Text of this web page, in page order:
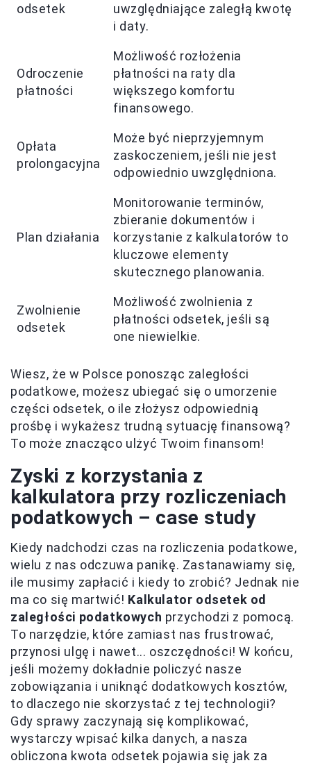
odsetek
uwzględniające zaległą kwotę
i daty.
Odroczenie
płatności
Możliwość rozłożenia
płatności na raty dla
większego komfortu
finansowego.
Opłata
prolongacyjna
Może być nieprzyjemnym
zaskoczeniem, jeśli nie jest
odpowiednio uwzględniona.
Plan działania
Monitorowanie terminów,
zbieranie dokumentów i
korzystanie z kalkulatorów to
kluczowe elementy
skutecznego planowania.
Zwolnienie
odsetek
Możliwość zwolnienia z
płatności odsetek, jeśli są
one niewielkie.
Wiesz, że w Polsce ponosząc zaległości
podatkowe, możesz ubiegać się o umorzenie
części odsetek, o ile złożysz odpowiednią
prośbę i wykażesz trudną sytuację finansową?
To może znacząco ulżyć Twoim finansom!
Zyski z korzystania z
kalkulatora przy rozliczeniach
podatkowych – case study
Kiedy nadchodzi czas na rozliczenia podatkowe,
wielu z nas odczuwa panikę. Zastanawiamy się,
ile musimy zapłacić i kiedy to zrobić? Jednak nie
ma co się martwić! Kalkulator odsetek od
zaległości podatkowych przychodzi z pomocą.
To narzędzie, które zamiast nas frustrować,
przynosi ulgę i nawet... oszczędności! W końcu,
jeśli możemy dokładnie policzyć nasze
zobowiązania i uniknąć dodatkowych kosztów,
to dlaczego nie skorzystać z tej technologii?
Gdy sprawy zaczynają się komplikować,
wystarczy wpisać kilka danych, a nasza
obliczona kwota odsetek pojawia się jak za